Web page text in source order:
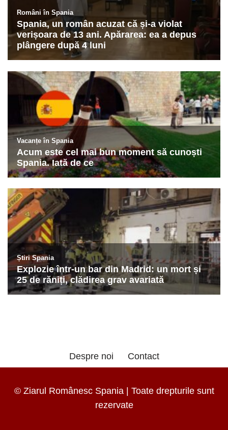
Despre noi Contact
© Ziarul Românesc Spania | Toate drepturile sunt
rezervate